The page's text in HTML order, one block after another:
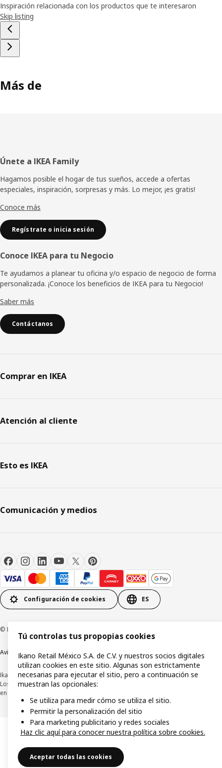
Inspiración relacionada con los productos que te interesaron
Skip listing
Más de
Pie
de
página
Únete a IKEA Family
Hagamos posible el hogar de tus sueños, accede a ofertas
especiales, inspiración, sorpresas y más. Lo mejor, ¡es gratis!
Conoce más
Regístrate o inicia sesión
Conoce IKEA para tu Negocio
Te ayudamos a planear tu oficina y/o espacio de negocio de forma
personalizada. ¡Conoce los beneficios de IKEA para tu Negocio!
Saber más
Contáctanos
Comprar en IKEA
Atención al cliente
Esto es IKEA
Comunicación y medios
Configuración de cookies ES
© Inter IKEA Systems B.V.1999-2026
Aviso de privacidad Política de cookiesTérminos y condiciones de uso
Ikano Retail México, S.A. de C.V.
Los precios publicados en este sitio web, catálogo digital, tiendas, así como
en cualquier otro medio, se encuentran en pesos mexicanos e incluyen IVA.
Tú controlas tus propopias cookies
Ikano Retail México S.A. de C.V. y nuestros socios digitales
utilizan cookies en este sitio. Algunas son estrictamente
necesarias para ejecutar el sitio, pero a continuación se
muestran las opcionales:
Se utiliza para medir cómo se utiliza el sitio.
Permitir la personalización del sitio
Para marketing publicitario y redes sociales
Haz clic aquí para conocer nuestra política sobre cookies.
Aceptar todas las cookies